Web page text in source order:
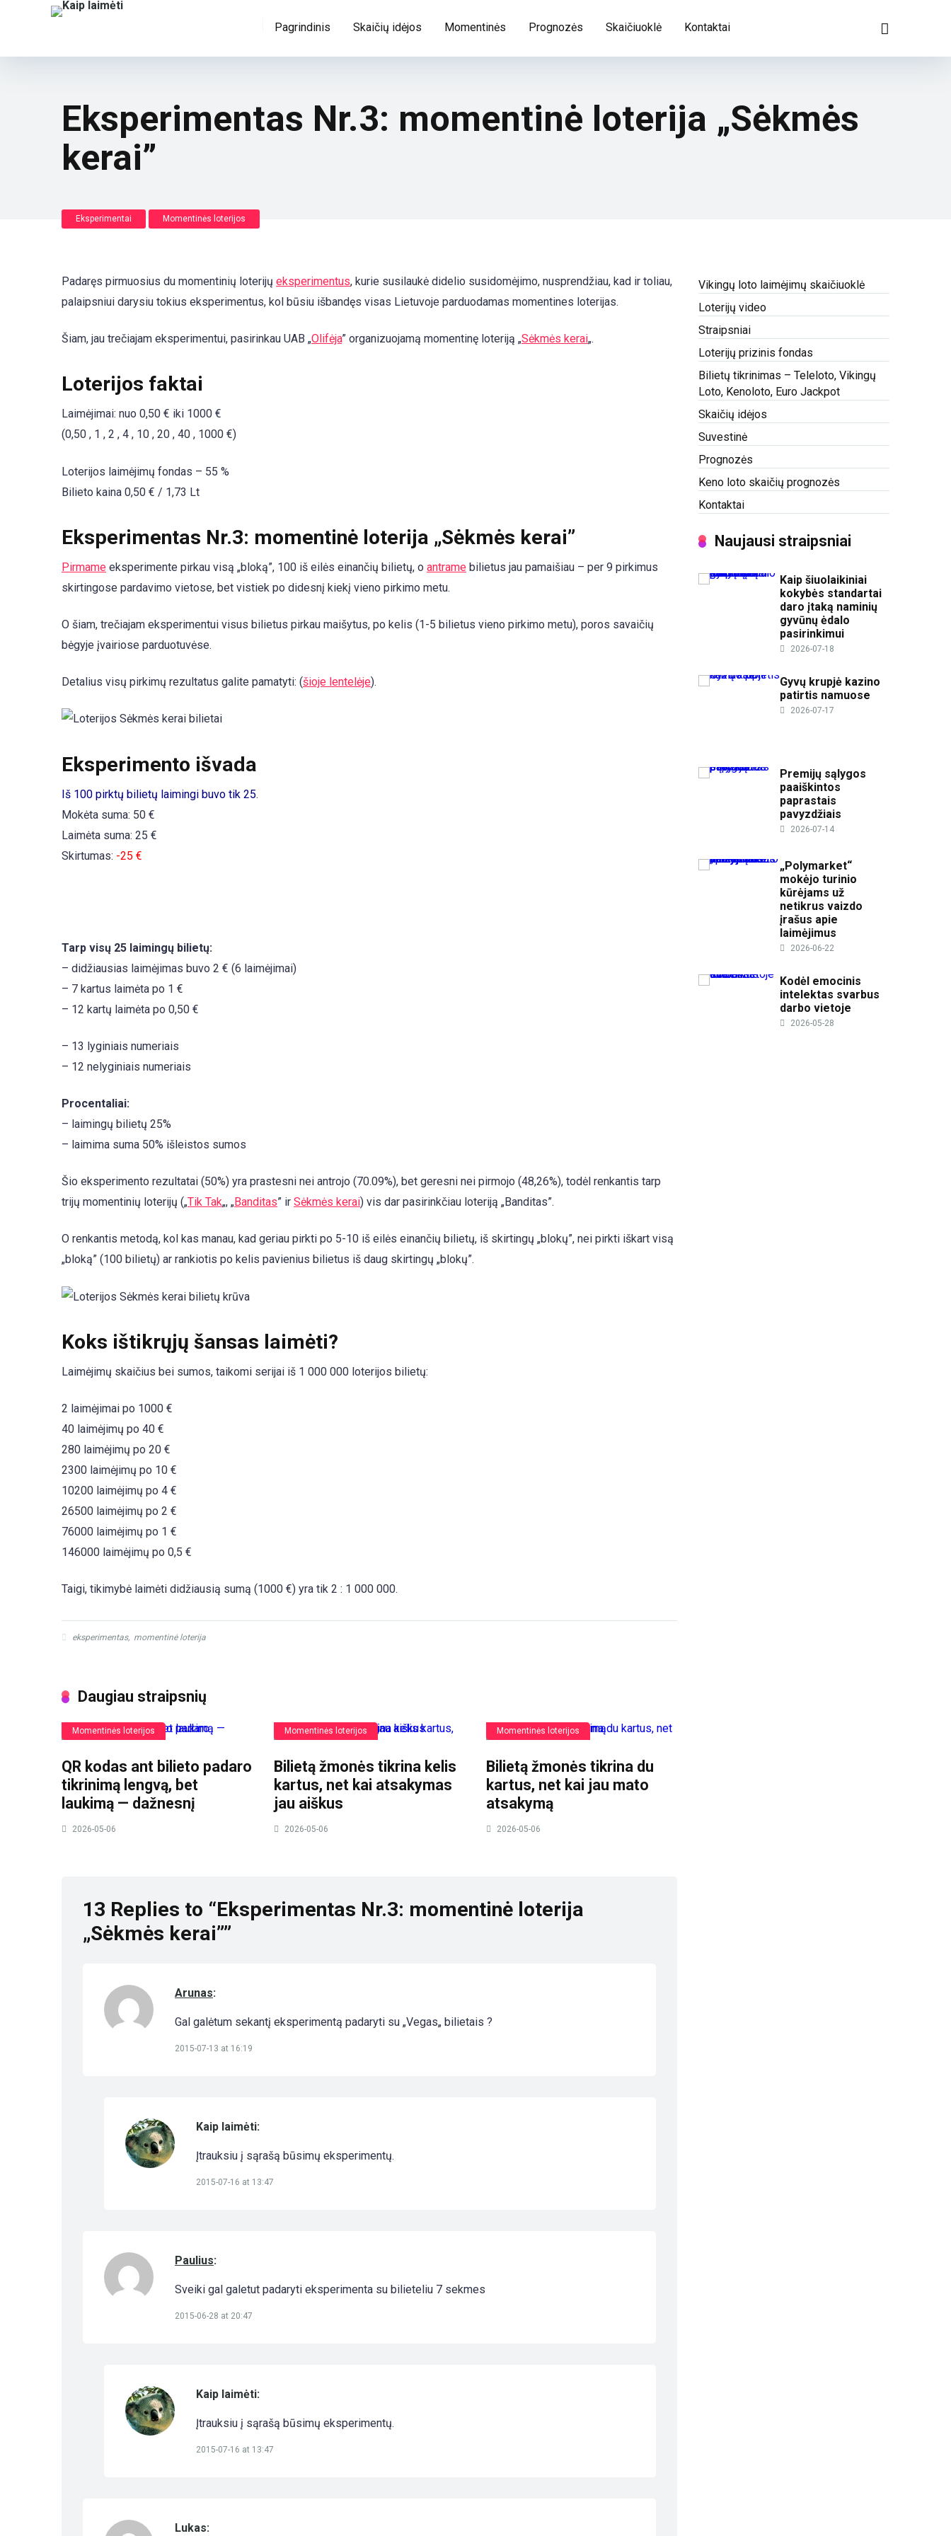
Pagrindinis Skaičių idėjos Momentinės Prognozės Skaičiuoklė Kontaktai
Eksperimentas Nr.3: momentinė loterija „Sėkmės
kerai”
Eksperimentai Momentinės loterijos
Padaręs pirmuosius du momentinių loterijų eksperimentus, kurie susilaukė didelio susidomėjimo, nusprendžiau, kad ir toliau,
palaipsniui darysiu tokius eksperimentus, kol būsiu išbandęs visas Lietuvoje parduodamas momentines loterijas.
Šiam, jau trečiajam eksperimentui, pasirinkau UAB „Olifėja” organizuojamą momentinę loteriją „Sėkmės kerai„.
Loterijos faktai
Laimėjimai: nuo 0,50 € iki 1000 €
(0,50 , 1 , 2 , 4 , 10 , 20 , 40 , 1000 €)
Loterijos laimėjimų fondas – 55 %
Bilieto kaina 0,50 € / 1,73 Lt
Eksperimentas Nr.3: momentinė loterija „Sėkmės kerai”
Pirmame eksperimente pirkau visą „bloką”, 100 iš eilės einančių bilietų, o antrame bilietus jau pamaišiau – per 9 pirkimus
skirtingose pardavimo vietose, bet vistiek po didesnį kiekį vieno pirkimo metu.
O šiam, trečiajam eksperimentui visus bilietus pirkau maišytus, po kelis (1-5 bilietus vieno pirkimo metu), poros savaičių
bėgyje įvairiose parduotuvėse.
Detalius visų pirkimų rezultatus galite pamatyti: (šioje lentelėje).
Eksperimento išvada
Iš 100 pirktų bilietų laimingi buvo tik 25.
Mokėta suma: 50 €
Laimėta suma: 25 €
Skirtumas: -25 €
Tarp visų 25 laimingų bilietų:
– didžiausias laimėjimas buvo 2 € (6 laimėjimai)
– 7 kartus laimėta po 1 €
– 12 kartų laimėta po 0,50 €
– 13 lyginiais numeriais
– 12 nelyginiais numeriais
Procentaliai:
– laimingų bilietų 25%
– laimima suma 50% išleistos sumos
Šio eksperimento rezultatai (50%) yra prastesni nei antrojo (70.09%), bet geresni nei pirmojo (48,26%), todėl renkantis tarp
trijų momentinių loterijų („Tik Tak„, „Banditas” ir Sėkmės kerai) vis dar pasirinkčiau loteriją „Banditas”.
O renkantis metodą, kol kas manau, kad geriau pirkti po 5-10 iš eilės einančių bilietų, iš skirtingų „blokų”, nei pirkti iškart visą
„bloką” (100 bilietų) ar rankiotis po kelis pavienius bilietus iš daug skirtingų „blokų”.
Koks ištikrųjų šansas laimėti?
Laimėjimų skaičius bei sumos, taikomi serijai iš 1 000 000 loterijos bilietų:
2 laimėjimai po 1000 €
40 laimėjimų po 40 €
280 laimėjimų po 20 €
2300 laimėjimų po 10 €
10200 laimėjimų po 4 €
26500 laimėjimų po 2 €
76000 laimėjimų po 1 €
146000 laimėjimų po 0,5 €
Taigi, tikimybė laimėti didžiausią sumą (1000 €) yra tik 2 : 1 000 000.
eksperimentas, momentinė loterija
Daugiau straipsnių
Momentinės loterijos
QR kodas ant bilieto padaro
tikrinimą lengvą, bet
laukimą — dažnesnį
2026-05-06
Momentinės loterijos
Bilietą žmonės tikrina kelis
kartus, net kai atsakymas
jau aiškus
2026-05-06
Momentinės loterijos
Bilietą žmonės tikrina du
kartus, net kai jau mato
atsakymą
2026-05-06
13 Replies to “Eksperimentas Nr.3: momentinė loterija
„Sėkmės kerai””
Arunas:
Gal galėtum sekantį eksperimentą padaryti su „Vegas„ bilietais ?
2015-07-13 at 16:19
Kaip laimėti:
Įtrauksiu į sąrašą būsimų eksperimentų.
2015-07-16 at 13:47
Paulius:
Sveiki gal galetut padaryti eksperimenta su bilieteliu 7 sekmes
2015-06-28 at 20:47
Kaip laimėti:
Įtrauksiu į sąrašą būsimų eksperimentų.
2015-07-16 at 13:47
Lukas:
Vikingų loto laimėjimų skaičiuoklė
Loterijų video
Straipsniai
Loterijų prizinis fondas
Bilietų tikrinimas – Teleloto, Vikingų
Loto, Kenoloto, Euro Jackpot
Skaičių idėjos
Suvestinė
Prognozės
Keno loto skaičių prognozės
Kontaktai
Naujausi straipsniai
Kaip šiuolaikiniai
kokybės standartai
daro įtaką naminių
gyvūnų ėdalo
pasirinkimui
2026-07-18
Gyvų krupjė kazino
patirtis namuose
2026-07-17
Premijų sąlygos
paaiškintos
paprastais
pavyzdžiais
2026-07-14
„Polymarket“
mokėjo turinio
kūrėjams už
netikrus vaizdo
įrašus apie
laimėjimus
2026-06-22
Kodėl emocinis
intelektas svarbus
darbo vietoje
2026-05-28